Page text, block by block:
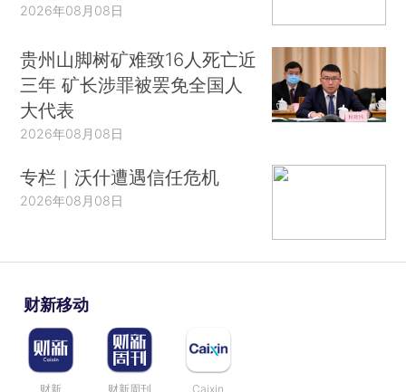
2026年08月08日
贵州山脚树矿难致16人死亡近
三年 矿长涉罪被罢免全国人
大代表
2026年08月08日
专栏｜沃什遭遇信任危机
2026年08月08日
财新移动
财新 财新周刊 Caixin